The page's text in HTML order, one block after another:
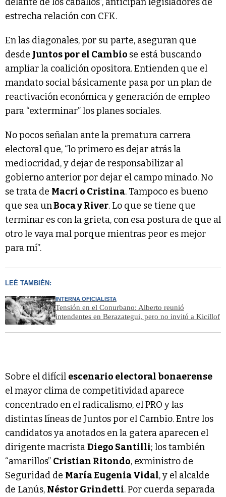
estrecha relación con CFK.
En las diagonales, por su parte, aseguran que
desde Juntos por el Cambio se está buscando
ampliar la coalición opositora. Entienden que el
mandato social básicamente pasa por un plan de
reactivación económica y generación de empleo
para “exterminar” los planes sociales.
No pocos señalan ante la prematura carrera
electoral que, “lo primero es dejar atrás la
mediocridad, y dejar de responsabilizar al
gobierno anterior por dejar el campo minado. No
se trata de Macri o Cristina. Tampoco es bueno
que sea unBoca y River. Lo que se tiene que
terminar es con la grieta, con esa postura de que al
otro le vaya mal porque mientras peor es mejor
para mí”.
LEÉ TAMBIÉN:
INTERNA OFICIALISTA
Tensión en el Conurbano: Alberto reunió
intendentes en Berazategui, pero no invitó a Kicillof
Sobre el difícil escenario electoral bonaerense
el mayor clima de competitividad aparece
concentrado en el radicalismo, el PRO y las
distintas líneas de Juntos por el Cambio. Entre los
candidatos ya anotados en la gatera aparecen el
dirigente macristaDiego Santilli; los también
“amarillos” Cristian Ritondo, exministro de
Seguridad de María Eugenia Vidal, y el alcalde
de Lanús, Néstor Grindetti. Por cuerda separada